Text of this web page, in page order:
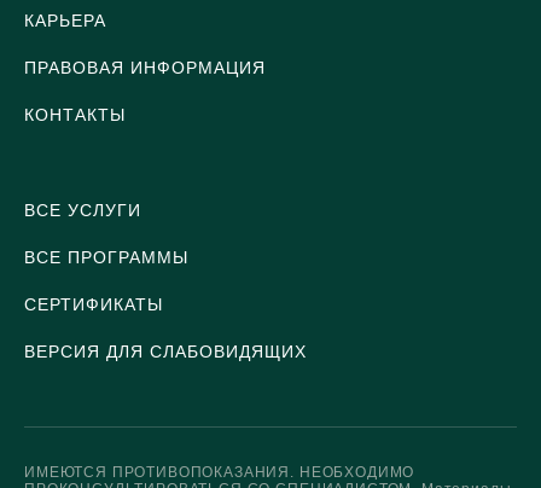
КАРЬЕРА
ПРАВОВАЯ ИНФОРМАЦИЯ
КОНТАКТЫ
ВСЕ УСЛУГИ
ВСЕ ПРОГРАММЫ
СЕРТИФИКАТЫ
ВЕРСИЯ ДЛЯ СЛАБОВИДЯЩИХ
ИМЕЮТСЯ ПРОТИВОПОКАЗАНИЯ. НЕОБХОДИМО